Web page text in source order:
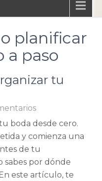
planificar
a paso
tu
boda desde cero.
y comienza una
de tu
sabes por dónde
este artículo, te